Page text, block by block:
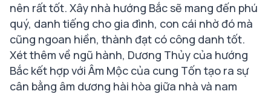
nên rất tốt. Xây nhà hướng Bắc sẽ mang đến phú
quý, danh tiếng cho gia đình, con cái nhờ đó mà
cũng ngoan hiền, thành đạt có công danh tốt.
Xét thêm về ngũ hành, Dương Thủy của hướng
Bắc kết hợp với Âm Mộc của cung Tốn tạo ra sự
cân bằng âm dương hài hòa giữa nhà và nam